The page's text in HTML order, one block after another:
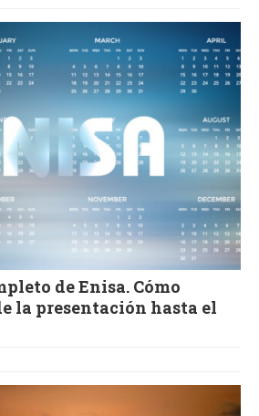
de Enisa. Cómo
la presentación hasta el